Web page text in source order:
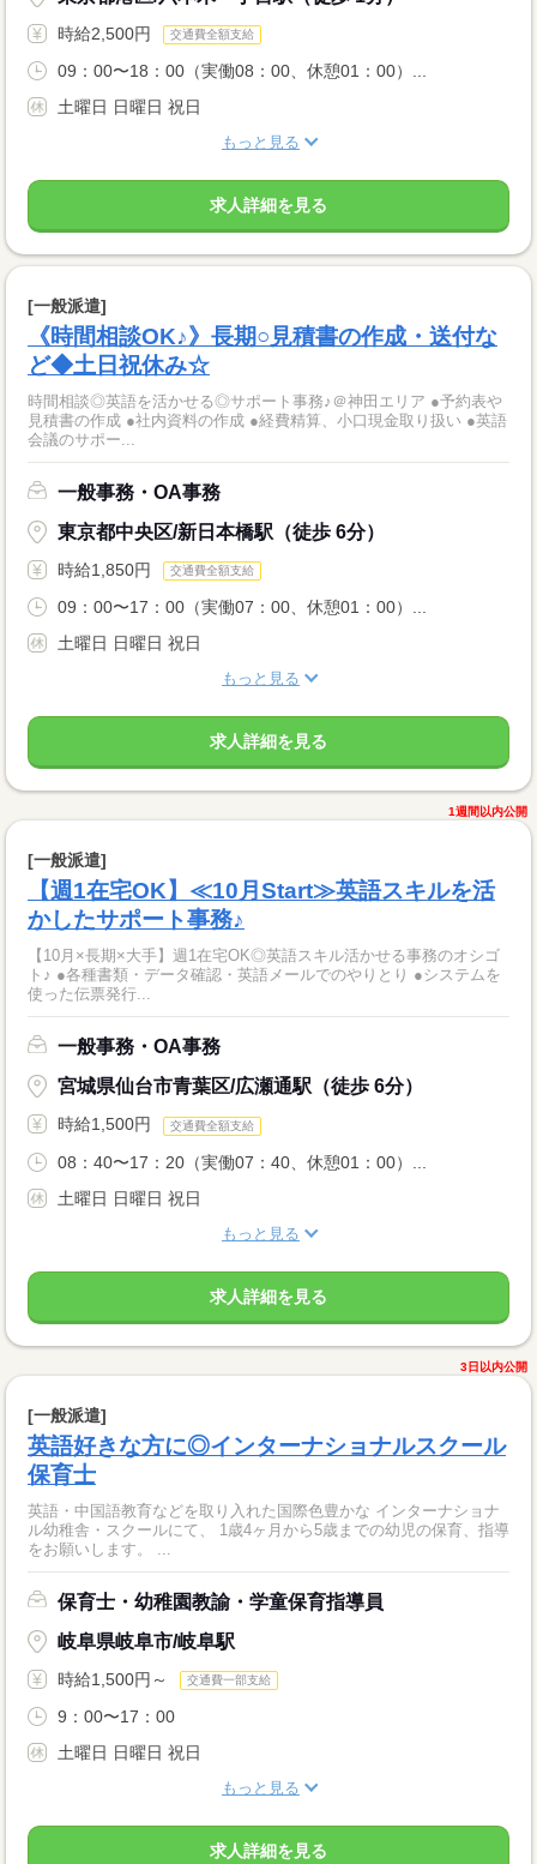
時給2,500円 交通費全額支給
09：00〜18：00（実働08：00、休憩01：00）...
土曜日 日曜日 祝日
もっと見る
求人詳細を見る
[一般派遣]
《時間相談OK♪》長期○見積書の作成・送付な
ど◆土日祝休み☆
時間相談◎英語を活かせる◎サポート事務♪＠神田エリア ●予約表や
見積書の作成 ●社内資料の作成 ●経費精算、小口現金取り扱い ●英語
会議のサポー...
一般事務・OA事務
東京都中央区/新日本橋駅（徒歩 6分）
時給1,850円 交通費全額支給
09：00〜17：00（実働07：00、休憩01：00）...
土曜日 日曜日 祝日
もっと見る
求人詳細を見る
1週間以内公開
[一般派遣]
【週1在宅OK】≪10月Start≫英語スキルを活
かしたサポート事務♪
【10月×長期×大手】週1在宅OK◎英語スキル活かせる事務のオシゴ
ト♪ ●各種書類・データ確認・英語メールでのやりとり ●システムを
使った伝票発行...
一般事務・OA事務
宮城県仙台市青葉区/広瀬通駅（徒歩 6分）
時給1,500円 交通費全額支給
08：40〜17：20（実働07：40、休憩01：00）...
土曜日 日曜日 祝日
もっと見る
求人詳細を見る
3日以内公開
[一般派遣]
英語好きな方に◎インターナショナルスクール
保育士
英語・中国語教育などを取り入れた国際色豊かな インターナショナ
ル幼稚舎・スクールにて、 1歳4ヶ月から5歳までの幼児の保育、指導
をお願いします。 ...
保育士・幼稚園教諭・学童保育指導員
岐阜県岐阜市/岐阜駅
時給1,500円～ 交通費一部支給
9：00〜17：00
土曜日 日曜日 祝日
もっと見る
求人詳細を見る